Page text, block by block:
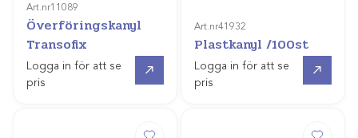
Art.nr11089
Överföringskanyl
Transofix
Logga in för att se
pris
Art.nr41932
Plastkanyl /100st
Logga in för att se
pris